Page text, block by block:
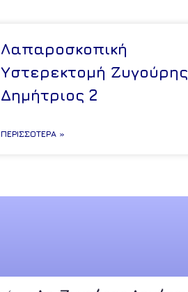
Λαπαροσκοπική
Υστερεκτομή Ζυγούρης
Δημήτριος 2
ΠΕΡΙΣΣΌΤΕΡΑ »